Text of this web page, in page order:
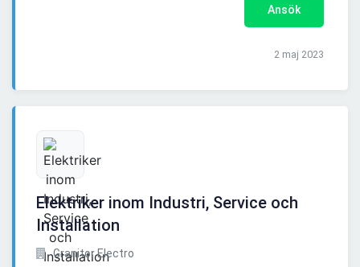
Ansök
2 maj 2023
Elektriker inom Industri, Service och
Installation
Granitor Electro